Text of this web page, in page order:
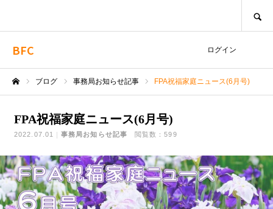
BFC ログイン
ブログ 事務局お知らせ記事 FPA祝福家庭ニュース(6月号)
FPA祝福家庭ニュース(6月号)
2022.07.01 事務局お知らせ記事 閲覧数：599